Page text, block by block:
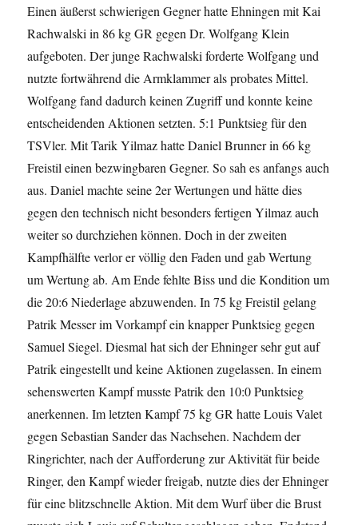
Einen äußerst schwierigen Gegner hatte Ehningen mit Kai
Rachwalski in 86 kg GR gegen Dr. Wolfgang Klein
aufgeboten. Der junge Rachwalski forderte Wolfgang und
nutzte fortwährend die Armklammer als probates Mittel.
Wolfgang fand dadurch keinen Zugriff und konnte keine
entscheidenden Aktionen setzten. 5:1 Punktsieg für den
TSVler. Mit Tarik Yilmaz hatte Daniel Brunner in 66 kg
Freistil einen bezwingbaren Gegner. So sah es anfangs auch
aus. Daniel machte seine 2er Wertungen und hätte dies
gegen den technisch nicht besonders fertigen Yilmaz auch
weiter so durchziehen können. Doch in der zweiten
Kampfhälfte verlor er völlig den Faden und gab Wertung
um Wertung ab. Am Ende fehlte Biss und die Kondition um
die 20:6 Niederlage abzuwenden. In 75 kg Freistil gelang
Patrik Messer im Vorkampf ein knapper Punktsieg gegen
Samuel Siegel. Diesmal hat sich der Ehninger sehr gut auf
Patrik eingestellt und keine Aktionen zugelassen. In einem
sehenswerten Kampf musste Patrik den 10:0 Punktsieg
anerkennen. Im letzten Kampf 75 kg GR hatte Louis Valet
gegen Sebastian Sander das Nachsehen. Nachdem der
Ringrichter, nach der Aufforderung zur Aktivität für beide
Ringer, den Kampf wieder freigab, nutzte dies der Ehninger
für eine blitzschnelle Aktion. Mit dem Wurf über die Brust